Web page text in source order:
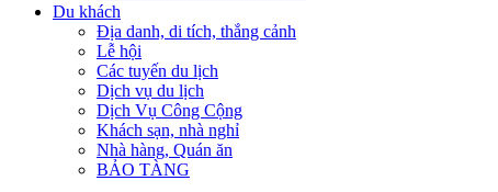
Du khách
Địa danh, di tích, thắng cảnh
Lễ hội
Các tuyến du lịch
Dịch vụ du lịch
Dịch Vụ Công Cộng
Khách sạn, nhà nghỉ
Nhà hàng, Quán ăn
BẢO TÀNG